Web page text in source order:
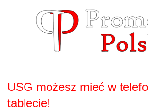
USG możesz mieć w
tablecie!